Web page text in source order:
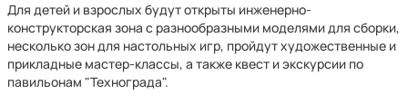
Для детей и взрослых будут открыты инженерно-
конструкторская зона с разнообразными моделями для сборки,
несколько зон для настольных игр, пройдут художественные и
прикладные мастер-классы, а также квест и экскурсии по
павильонам "Технограда".